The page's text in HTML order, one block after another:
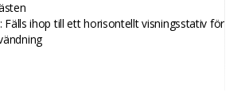
Fälls ihop till ett horisontellt visningsstativ för